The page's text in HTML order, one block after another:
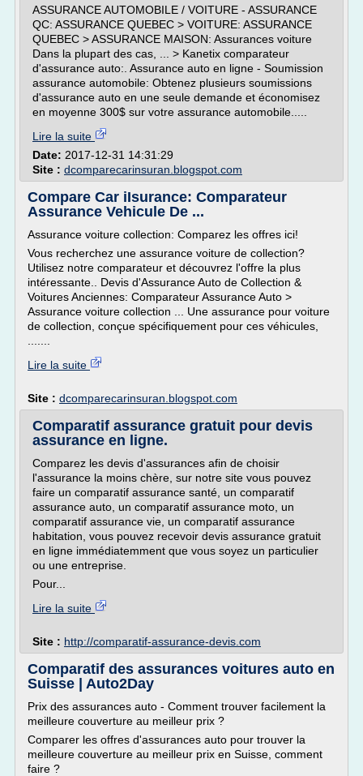
ASSURANCE AUTOMOBILE / VOITURE - ASSURANCE
QC: ASSURANCE QUEBEC > VOITURE: ASSURANCE
QUEBEC > ASSURANCE MAISON: Assurances voiture
Dans la plupart des cas, ... > Kanetix comparateur
d'assurance auto:. Assurance auto en ligne - Soumission
assurance automobile: Obtenez plusieurs soumissions
d'assurance auto en une seule demande et économisez
en moyenne 300$ sur votre assurance automobile.....
Lire la suite
Date: 2017-12-31 14:31:29
Site : dcomparecarinsuran.blogspot.com
Compare Car iIsurance: Comparateur
Assurance Vehicule De ...
Assurance voiture collection: Comparez les offres ici!
Vous recherchez une assurance voiture de collection?
Utilisez notre comparateur et découvrez l'offre la plus
intéressante.. Devis d'Assurance Auto de Collection &
Voitures Anciennes: Comparateur Assurance Auto >
Assurance voiture collection ... Une assurance pour voiture
de collection, conçue spécifiquement pour ces véhicules,
Lire la suite
Site : dcomparecarinsuran.blogspot.com
Comparatif assurance gratuit pour devis
assurance en ligne.
Comparez les devis d'assurances afin de choisir
l'assurance la moins chère, sur notre site vous pouvez
faire un comparatif assurance santé, un comparatif
assurance auto, un comparatif assurance moto, un
comparatif assurance vie, un comparatif assurance
habitation, vous pouvez recevoir devis assurance gratuit
en ligne immédiatemment que vous soyez un particulier
ou une entreprise.
Pour...
Lire la suite
Site : http://comparatif-assurance-devis.com
Comparatif des assurances voitures auto en
Suisse | Auto2Day
Prix des assurances auto - Comment trouver facilement la
meilleure couverture au meilleur prix ?
Comparer les offres d'assurances auto pour trouver la
meilleure couverture au meilleur prix en Suisse, comment
faire ?